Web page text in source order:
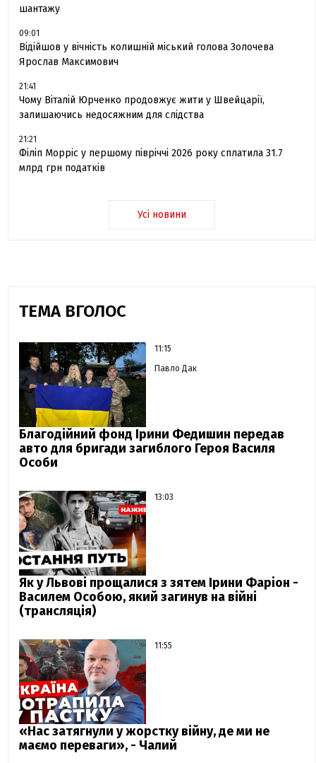
шантажу
09:01
Відійшов у вічність колишній міський голова Золочева
Ярослав Максимович
21:41
Чому Віталій Юрченко продовжує жити у Швейцарії,
залишаючись недосяжним для слідства
21:21
Філіп Морріс у першому півріччі 2026 року сплатила 31.7
млрд грн податків
Усі новини
ТЕМА ВГОЛОС
11:15
Павло Дак
Благодійний фонд Ірини Федишин передав
авто для бригади загиблого Героя Василя
Особи
13:03
Як у Львові прощалися з зятем Ірини Фаріон -
Василем Особою, який загинув на війні
(трансляція)
11:55
«Нас затягнули у жорстку війну, де ми не
маємо переваги», - Чалий